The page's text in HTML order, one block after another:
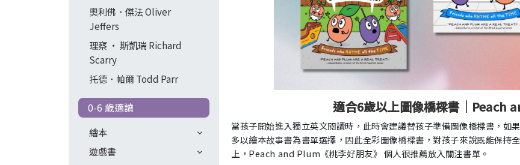
奧利佛．傑法 Oliver
Jeffers
理察 ‧ 斯凱瑞 Richard
Scarry
托德．帕爾 Todd Parr
0-6 歲適讀
繪本
遊戲書
適合6歲以上圖像橋樑書｜Peach
當孩子開始進入獨立英文閱讀時，此時會建議替孩子準備圖像橋樑書，如
多以繪本故事書為書單選擇，因此全彩圖像橋樑書，對孩子來說既能保持
上，Peach and Plum《桃李好朋友》 個人很推薦放入關注書單。